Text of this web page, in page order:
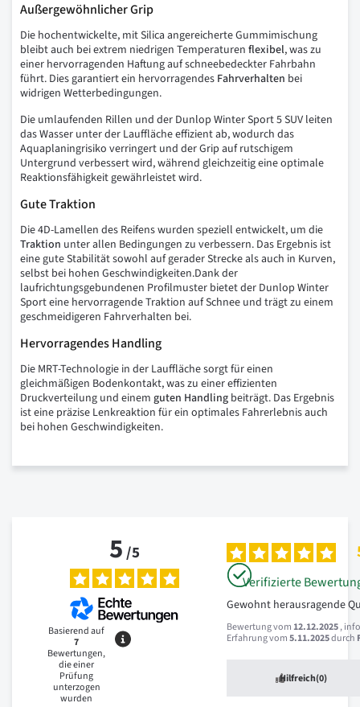
Außergewöhnlicher Grip
Die hochentwickelte, mit Silica angereicherte Gummimischung
bleibt auch bei extrem niedrigen Temperaturen flexibel, was zu
einer hervorragenden Haftung auf schneebedeckter Fahrbahn
führt. Dies garantiert ein hervorragendes Fahrverhalten bei
widrigen Wetterbedingungen.
Die umlaufenden Rillen und der Dunlop Winter Sport 5 SUV leiten
das Wasser unter der Lauffläche effizient ab, wodurch das
Aquaplaningrisiko verringert und der Grip auf rutschigem
Untergrund verbessert wird, während gleichzeitig eine optimale
Reaktionsfähigkeit gewährleistet wird.
Gute Traktion
Die 4D-Lamellen des Reifens wurden speziell entwickelt, um die
Traktion unter allen Bedingungen zu verbessern. Das Ergebnis ist
eine gute Stabilität sowohl auf gerader Strecke als auch in Kurven,
selbst bei hohen Geschwindigkeiten.Dank der
laufrichtungsgebundenen Profilmuster bietet der Dunlop Winter
Sport eine hervorragende Traktion auf Schnee und trägt zu einem
geschmeidigeren Fahrverhalten bei.
Hervorragendes Handling
Die MRT-Technologie in der Lauffläche sorgt für einen
gleichmäßigen Bodenkontakt, was zu einer effizienten
Druckverteilung und einem guten Handling beiträgt. Das Ergebnis
ist eine präzise Lenkreaktion für ein optimales Fahrerlebnis auch
bei hohen Geschwindigkeiten.
5/5
Basierend auf
7
Bewertungen,
die einer
Prüfung
unterzogen
wurden
Verifizierte
Gewohnt herausragende
Bewertung vom12.12.2025,
Erfahrung vom5.11.2025durch
Hilfreich(0)